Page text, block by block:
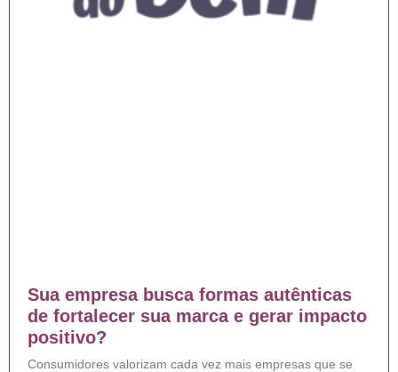
Sua empresa busca formas autênticas
de fortalecer sua marca e gerar impacto
positivo?
Consumidores valorizam cada vez mais empresas que se